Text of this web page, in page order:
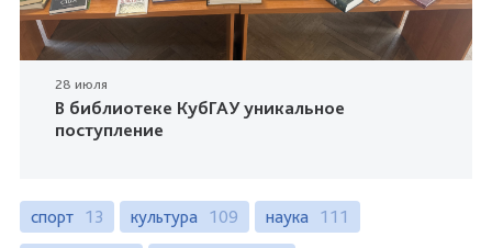
28 июля
В библиотеке КубГАУ уникальное
поступление
спорт 13 культура 109 наука 111